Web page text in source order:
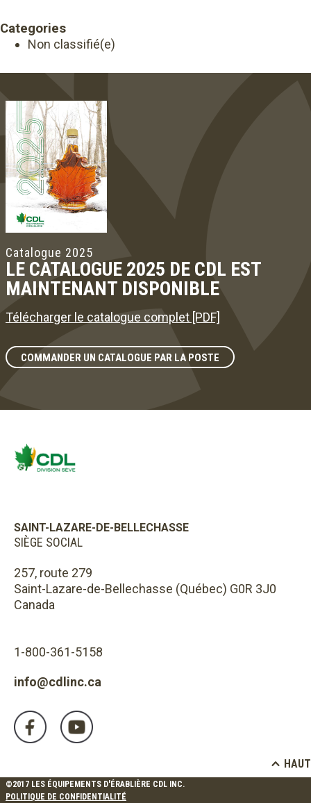
Categories
Non classifié(e)
Catalogue 2025
LE CATALOGUE 2025 DE CDL EST
MAINTENANT DISPONIBLE
Télécharger le catalogue complet [PDF]
COMMANDER UN CATALOGUE PAR LA POSTE
SAINT-LAZARE-DE-BELLECHASSE
SIÈGE SOCIAL
257, route 279
Saint-Lazare-de-Bellechasse (Québec) G0R 3J0
Canada
1-800-361-5158
info@cdlinc.ca
HAUT
©2017 LES ÉQUIPEMENTS D'ÉRABLIÈRE CDL INC.
POLITIQUE DE CONFIDENTIALITÉ